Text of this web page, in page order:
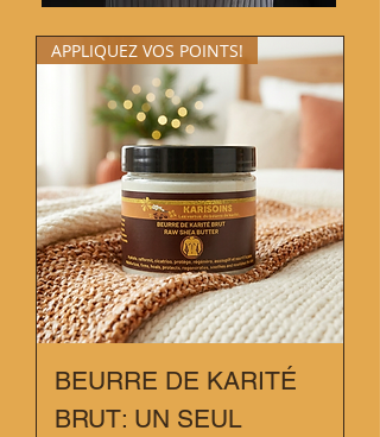
APPLIQUEZ VOS POINTS!
BEURRE DE KARITÉ
BRUT: UN SEUL